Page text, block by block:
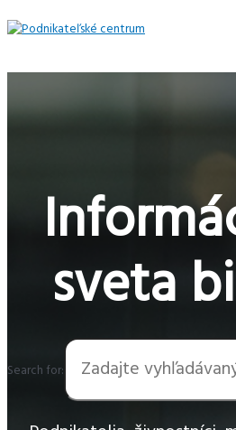
Preskočiť
na
Menu
sveta
Search for: